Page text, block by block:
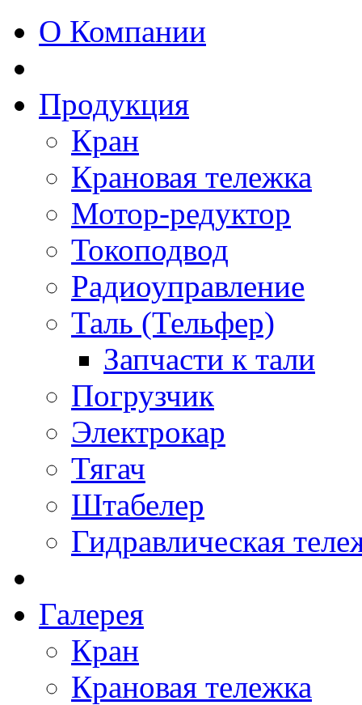
О Компании
Продукция
Кран
Крановая тележка
Мотор-редуктор
Токоподвод
Радиоуправление
Таль (Тельфер)
Запчасти к тали
Погрузчик
Электрокар
Тягач
Штабелер
Гидравлическая
Галерея
Кран
Крановая тележка